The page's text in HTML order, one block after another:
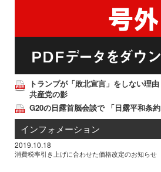
トランプが「敗北宣言」をしない理
共産党の影
G20の日露首脳会談で 「日露平和条
インフォメーション
2019.10.18
消費税率引き上げに合わせた価格改定のお知らせ